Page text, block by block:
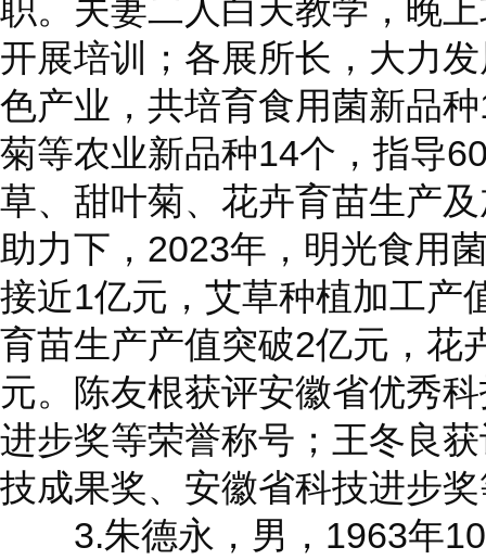
职。夫妻二人白天教学，晚
开展培训；各展所长，大力
色产业，共培育食用菌新品
菊等农业新品种14个，指导
草、甜叶菊、花卉育苗生产
助力下，2023年，明光食用
接近1亿元，艾草种植加工产
育苗生产产值突破2亿元，花
元。陈友根获评安徽省优秀
进步奖等荣誉称号；王冬良
技成果奖、安徽省科技进步
3.朱德永，男，1963年10